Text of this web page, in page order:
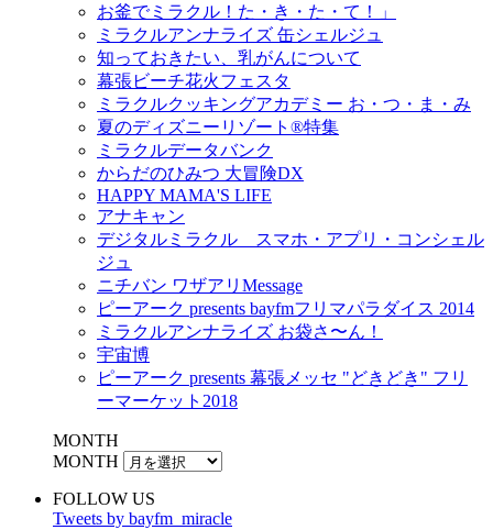
お釜でミラクル！た・き・た・て！」
ミラクルアンナライズ 缶シェルジュ
知っておきたい、乳がんについて
幕張ビーチ花火フェスタ
ミラクルクッキングアカデミー お・つ・ま・み
夏のディズニーリゾート®特集
ミラクルデータバンク
からだのひみつ 大冒険DX
HAPPY MAMA'S LIFE
アナキャン
デジタルミラクル スマホ・アプリ・コンシェル
ジュ
ニチバン ワザアリMessage
ピーアーク presents bayfmフリマパラダイス 2014
ミラクルアンナライズ お袋さ〜ん！
宇宙博
ピーアーク presents 幕張メッセ "どきどき" フリ
ーマーケット2018
MONTH
MONTH
FOLLOW US
Tweets by bayfm_miracle